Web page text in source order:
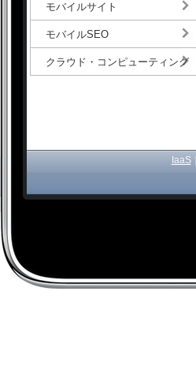
モバイルサイト
モバイルSEO
クラウド・コンピューティング
IaaS｜